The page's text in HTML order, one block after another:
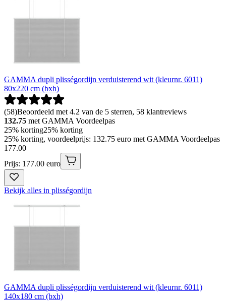
GAMMA dupli plisségordijn verduisterend wit (kleurnr. 6011)
80x220 cm (bxh)
(58)Beoordeeld met 4.2 van de 5 sterren, 58 klantreviews
132.75 met GAMMA Voordeelpas
25% korting25% korting
25% korting, voordeelprijs: 132.75 euro met GAMMA Voordeelpas
177.00
Prijs: 177.00 euro
Bekijk alles in plisségordijn
GAMMA dupli plisségordijn verduisterend wit (kleurnr. 6011)
140x180 cm (bxh)